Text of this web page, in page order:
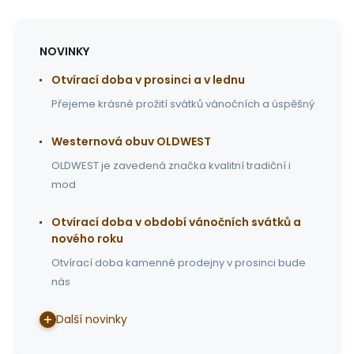
NOVINKY
Otvírací doba v prosinci a v lednu
Přejeme krásné prožití svátků vánočních a úspěšný
Westernová obuv OLDWEST
OLDWEST je zavedená značka kvalitní tradiční i
mod
Otvírací doba v období vánočních svátků a
nového roku
Otvírací doba kamenné prodejny v prosinci bude
nás
Další novinky